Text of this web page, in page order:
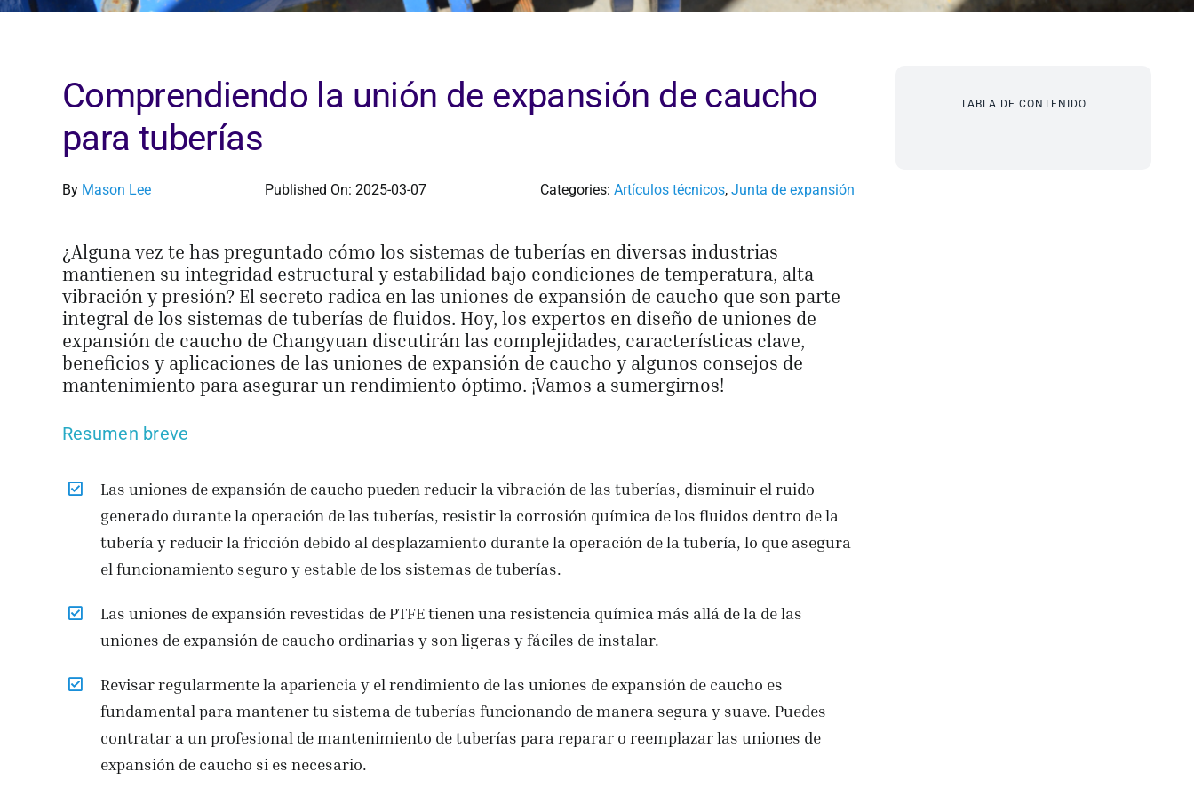
Comprendiendo la unión de expansión de caucho
para tuberías
By Mason Lee Published On: 2025-03-07 Categories:Artículos técnicos,Junta de expansión
¿Alguna vez te has preguntado cómo los sistemas de tuberías en diversas industrias
mantienen su integridad estructural y estabilidad bajo condiciones de temperatura, alta
vibración y presión? El secreto radica en las uniones de expansión de caucho que son parte
integral de los sistemas de tuberías de fluidos. Hoy, los expertos en diseño de uniones de
expansión de caucho de Changyuan discutirán las complejidades, características clave,
beneficios y aplicaciones de las uniones de expansión de caucho y algunos consejos de
mantenimiento para asegurar un rendimiento óptimo. ¡Vamos a sumergirnos!
Resumen breve
Las uniones de expansión de caucho pueden reducir la vibración de las tuberías, disminuir el ruido
generado durante la operación de las tuberías, resistir la corrosión química de los fluidos dentro de la
tubería y reducir la fricción debido al desplazamiento durante la operación de la tubería, lo que asegura
el funcionamiento seguro y estable de los sistemas de tuberías.
Las uniones de expansión revestidas de PTFE tienen una resistencia química más allá de la de las
uniones de expansión de caucho ordinarias y son ligeras y fáciles de instalar.
Revisar regularmente la apariencia y el rendimiento de las uniones de expansión de caucho es
fundamental para mantener tu sistema de tuberías funcionando de manera segura y suave. Puedes
contratar a un profesional de mantenimiento de tuberías para reparar o reemplazar las uniones de
expansión de caucho si es necesario.
TABLA DE CONTENIDO